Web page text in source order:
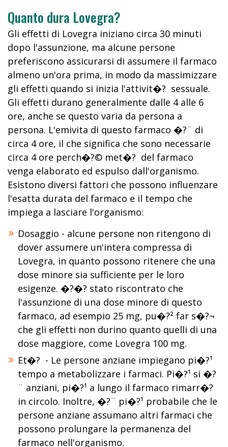
Quanto dura Lovegra?
Gli effetti di Lovegra iniziano circa 30 minuti
dopo l'assunzione, ma alcune persone
preferiscono assicurarsi di assumere il farmaco
almeno un'ora prima, in modo da massimizzare
gli effetti quando si inizia l'attivit�? sessuale.
Gli effetti durano generalmente dalle 4 alle 6
ore, anche se questo varia da persona a
persona. L'emivita di questo farmaco �?¨ di
circa 4 ore, il che significa che sono necessarie
circa 4 ore perch�?© met�? del farmaco
venga elaborato ed espulso dall'organismo.
Esistono diversi fattori che possono influenzare
l'esatta durata del farmaco e il tempo che
impiega a lasciare l'organismo:
Dosaggio - alcune persone non ritengono di
dover assumere un'intera compressa di
Lovegra, in quanto possono ritenere che una
dose minore sia sufficiente per le loro
esigenze. �?�? stato riscontrato che
l'assunzione di una dose minore di questo
farmaco, ad esempio 25 mg, pu�?² far s�?¬
che gli effetti non durino quanto quelli di una
dose maggiore, come Lovegra 100 mg.
Et�? - Le persone anziane impiegano pi�?¹
tempo a metabolizzare i farmaci. Pi�?¹ si �?
¨ anziani, pi�?¹ a lungo il farmaco rimarr�?
in circolo. Inoltre, �?¨ pi�?¹ probabile che le
persone anziane assumano altri farmaci che
possono prolungare la permanenza del
farmaco nell'organismo.